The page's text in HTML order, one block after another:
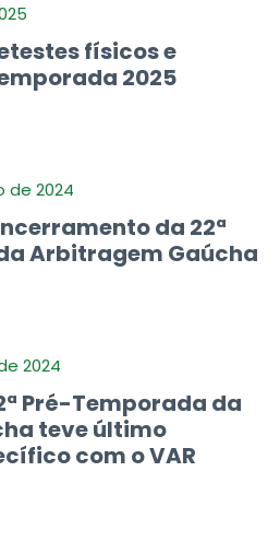
físicos e
2025
de 2024
da 22ª
Arbitragem Gaúcha
2024
Pré-Temporada da
teve último
com o VAR